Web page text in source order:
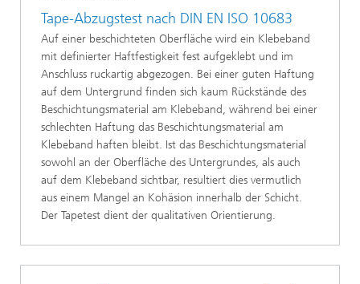
Tape-Abzugstest nach DIN EN ISO 10683
Auf einer beschichteten Oberfläche wird ein Klebeband
mit definierter Haftfestigkeit fest aufgeklebt und im
Anschluss ruckartig abgezogen. Bei einer guten Haftung
auf dem Untergrund finden sich kaum Rückstände des
Beschichtungsmaterial am Klebeband, während bei einer
schlechten Haftung das Beschichtungsmaterial am
Klebeband haften bleibt. Ist das Beschichtungsmaterial
sowohl an der Oberfläche des Untergrundes, als auch
auf dem Klebeband sichtbar, resultiert dies vermutlich
aus einem Mangel an Kohäsion innerhalb der Schicht.
Der Tapetest dient der qualitativen Orientierung.